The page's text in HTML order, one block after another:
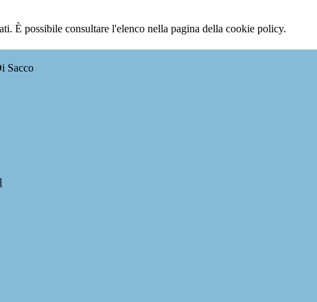
È possibile consultare l'elenco nella pagina della cookie policy.
Sacco